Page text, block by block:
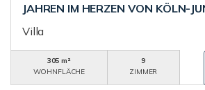
JAHREN IM HERZEN VON KÖLN-
Villa
305 m²
WOHNFLÄCHE
9
ZIMMER